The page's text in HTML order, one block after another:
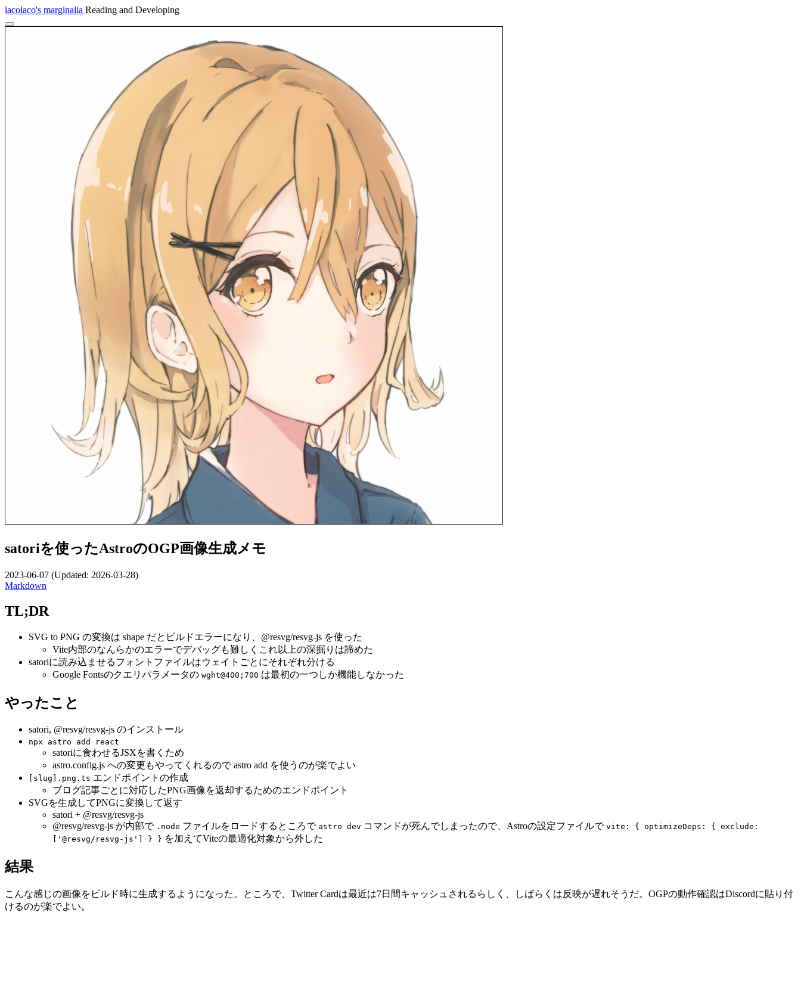
lacolaco's marginalia Reading and Developing
satoriを使ったAstroのOGP画像生成メモ
2023-06-07 (Updated: 2026-03-28)
Markdown
TL;DR
SVG to PNG の変換は shape だとビルドエラーになり、@resvg/resvg-js を使った
Vite内部のなんらかのエラーでデバッグも難しくこれ以上の深掘りは諦めた
satoriに読み込ませるフォントファイルはウェイトごとにそれぞれ分ける
Google Fontsのクエリパラメータの wght@400;700 は最初の一つしか機能しなかった
やったこと
satori, @resvg/resvg-js のインストール
npx astro add react
satoriに食わせるJSXを書くため
astro.config.js への変更もやってくれるので astro add を使うのが楽でよい
[slug].png.ts エンドポイントの作成
ブログ記事ごとに対応したPNG画像を返却するためのエンドポイント
SVGを生成してPNGに変換して返す
satori + @resvg/resvg-js
@resvg/resvg-js が内部で .node ファイルをロードするところで astro dev コマンドが死んでしまったので、Astroの設定ファイルで vite: { optimizeDeps: { exclude:
['@resvg/resvg-js'] } } を加えてViteの最適化対象から外した
結果
こんな感じの画像をビルド時に生成するようになった。ところで、Twitter Cardは最近は7日間キャッシュされるらしく、しばらくは反映が遅れそうだ。OGPの動作確認はDiscordに貼り付
けるのが楽でよい。